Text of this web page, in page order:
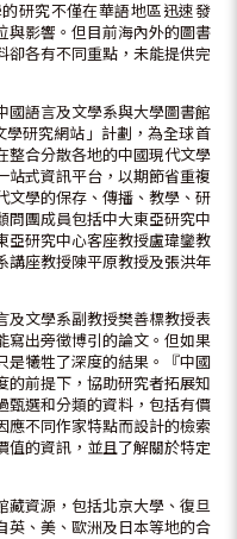
研究不僅在華語地區迅速發
與影響。但目前海內外的圖書
卻各有不同重點，未能提供完
國語言及文學系與大學圖書館
學研究網站」計劃，為全球首
整合分散各地的中國現代文學
站式資訊平台，以期節省重複
文學的保存、傳播、教學、研
問團成員包括中大東亞研究中
亞研究中心客座教授盧瑋鑾教
講座教授陳平原教授及張洪年
及文學系副教授樊善標教授表
寫出旁徵博引的論文。但如果
是犧牲了深度的結果。『中國
的前提下，協助研究者拓展知
甄選和分類的資料，包括有價
應不同作家特點而設計的檢索
值的資訊，並且了解關於特定
藏資源，包括北京大學、復旦
英、美、歐洲及日本等地的合